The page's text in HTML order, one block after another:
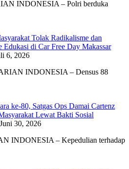
INDONESIA – Polri berduka
Tolak Radikalisme dan
di Car Free Day Makassar
6, 2026
INDONESIA – Densus 88
ke-80, Satgas Ops Damai Cartenz
Lewat Bakti Sosial
Juni 30, 2026
INDONESIA – Kepedulian terhadap